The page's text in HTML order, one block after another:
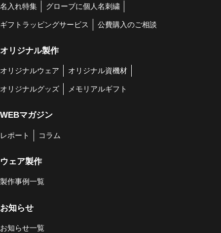
名入れ特集 グローブに個人名刺繍
ギフトラッピングサービス 公費購入のご相談
オリジナル製作
オリジナルウェア オリジナル資機材
オリジナルグッズ メモリアルギフト
WEBマガジン
レポート コラム
ウェア製作
製作事例一覧
お知らせ
お知らせ一覧